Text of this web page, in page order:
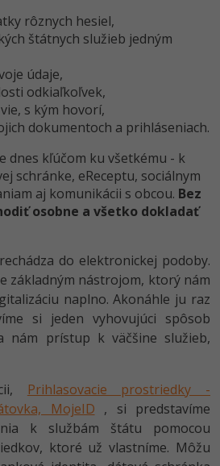
rôznych hesiel,
štátnych služieb jedným
údaje,
odkiaľkoľvek,
s kým hovorí,
dokumentoch a prihláseniach.
dnes kľúčom ku všetkému - k
schránke, eReceptu, sociálnym
aj komunikácii s obcou. Bez
osobne a všetko dokladať
do elektronickej podoby.
základným nástrojom, ktorý nám
naplno. Akonáhle ju raz
si jeden vyhovujúci spôsob
nám prístup k väčšine služieb,
Prihlasovacie prostriedky -
MojeID , si predstavíme
k službám štátu pomocou
ktoré už vlastníme. Môžu